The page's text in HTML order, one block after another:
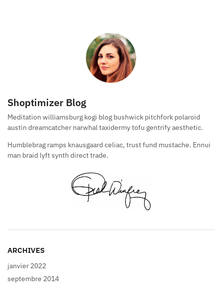
Shoptimizer Blog
Meditation williamsburg kogi blog bushwick pitchfork polaroid
austin dreamcatcher narwhal taxidermy tofu gentrify aesthetic.
Humblebrag ramps knausgaard celiac, trust fund mustache. Ennui
man braid lyft synth direct trade.
ARCHIVES
janvier 2022
septembre 2014